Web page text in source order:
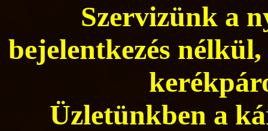
Szervizünk a
bejelentkezés
Üzletünkben a